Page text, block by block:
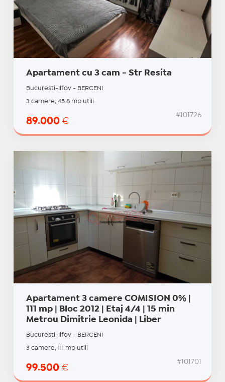
Apartament cu 3 cam - Str Resita
Bucuresti-Ilfov - BERCENI
3 camere, 45.8 mp utili
89.000 €
#101726
Apartament 3 camere COMISION 0% |
111 mp | Bloc 2012 | Etaj 4/4 | 15 min
Metrou Dimitrie Leonida | Liber
Bucuresti-Ilfov - BERCENI
3 camere, 111 mp utili
99.500 €
#101701